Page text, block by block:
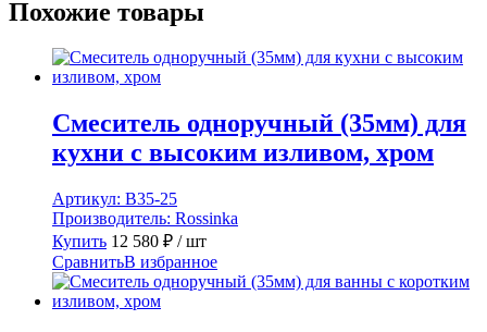
Похожие товары
Смеситель одноручный (35мм) для
кухни с высоким изливом, хром
Артикул: B35-25
Производитель: Rossinka
Купить 12 580 ₽ / шт
СравнитьВ избранное